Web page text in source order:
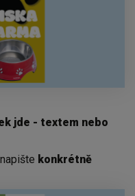
jde - textem nebo
konkrétně